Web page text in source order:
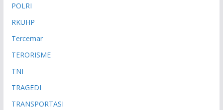
POLRI
RKUHP
Tercemar
TERORISME
TNI
TRAGEDI
TRANSPORTASI